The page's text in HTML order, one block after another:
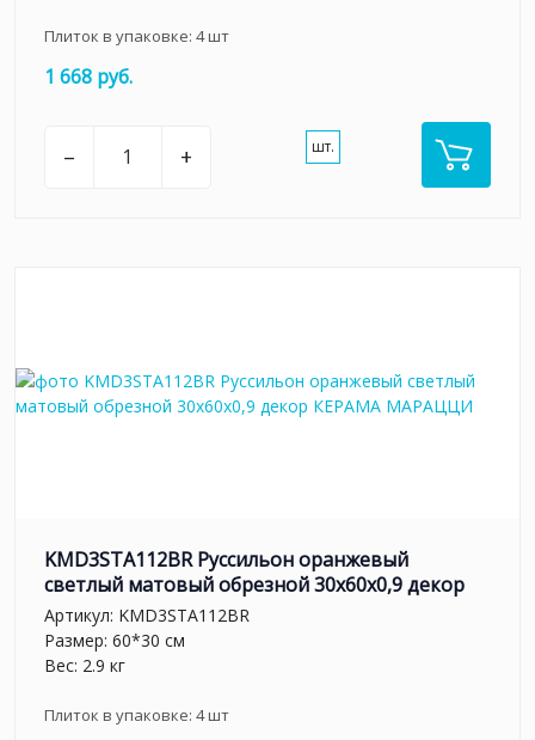
Плиток в упаковке: 4шт
1 668 руб.
– + шт.
KMD3STA112BR Руссильон оранжевый
светлый матовый обрезной 30x60x0,9 декор
Артикул: KMD3STA112BR
Размер: 60*30 см
Вес: 2.9 кг
Плиток в упаковке: 4шт